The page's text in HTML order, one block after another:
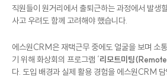
유와 컨디션 확인이 매일 안정적으로 이뤄져야 합
직원들이 원거리에서 출퇴근하는 과정에서 발생
에스원CRM은 재택근무 중에도 얼굴을 보며 소
기 위해 화상회의 프로그램 ‘리모트미팅